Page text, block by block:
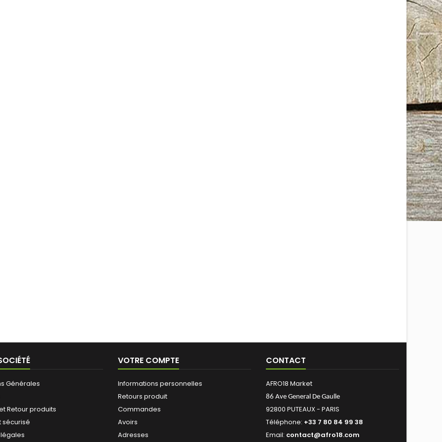
Générales
Retour produits
sécurisé
VOTRE COMPTE
Informations personnelles
Retours produit
Commandes
Avoirs
Adresses
CONTACT
AFRO18 Market
86 Ave General De Gaulle
92800 PUTEAUX - PARIS
Téléphone: +33 7 80 84 99 38
Email: contact@afro18.com